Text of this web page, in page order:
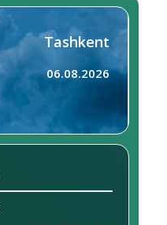
Tashkent
06.08.2026